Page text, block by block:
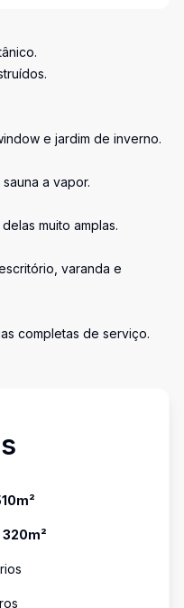
e jardim de inverno.
a vapor.
muito amplas.
varanda e
completas de serviço.
m²
320m²
s
s